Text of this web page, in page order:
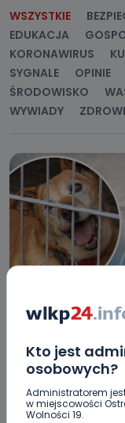
Kto jest
osobowych?
Administratorem
w miejscowości
Wolności 19.
WSZYSTKIE
EDUKACJA
KORONAWIRUS
SYGNALE
OPINIE
ŚRODOWISKO
WYWIADY
REGION
Upały i burze.
zwierząt